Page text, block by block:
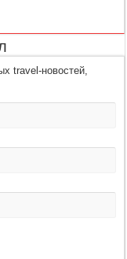
travel-новостей,